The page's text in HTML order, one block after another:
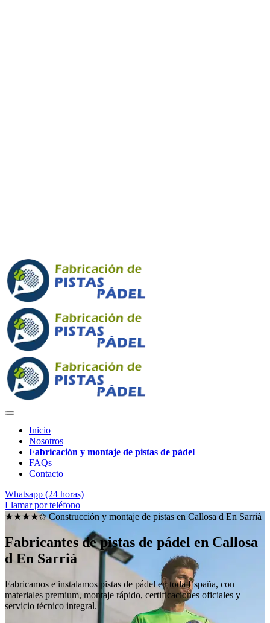
Inicio
Nosotros
Fabricación y montaje de pistas de pádel
FAQs
Contacto
Whatsapp (24 horas)
Llamar por teléfono
★★★★✩ Construcción y montaje de pistas en Callosa d En Sarrià
Fabricantes de pistas de pádel en Callosa
d En Sarrià
Fabricamos e instalamos pistas de pádel en toda España, con
materiales premium, montaje rápido, certificaciones oficiales y
servicio técnico integral.